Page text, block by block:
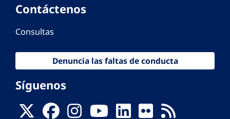
Contáctenos
Consultas
Denuncia las faltas de conducta
Síguenos